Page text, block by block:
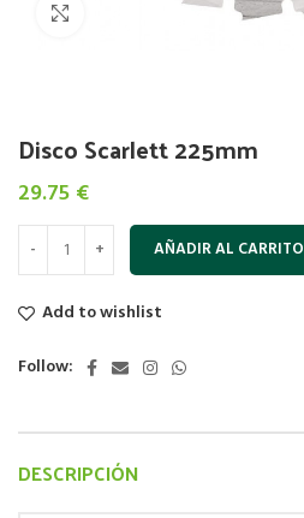
Click to enlarge
Disco Scarlett 225mm
29.75 €
AÑADIR AL CARRITO
Add to wishlist
Follow:
DESCRIPCIÓN